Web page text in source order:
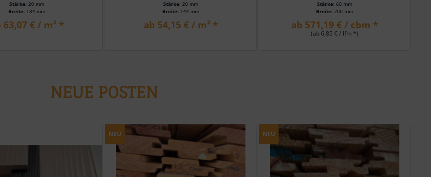
Stärke: 20 mm
Breite: 184 mm
63,07 € / m² *
Stärke: 20 mm
Breite: 144 mm
ab 54,15 € / m² *
Stärke: 60 mm
Breite: 200 mm
ab 571,19 € / cbm *
(ab 6,85 € / lfm *)
NEU NEU
NEUE POSTEN